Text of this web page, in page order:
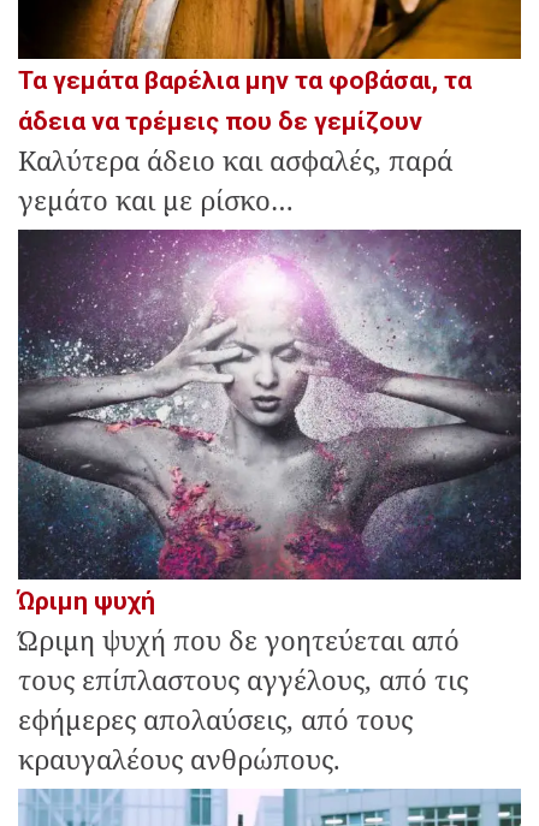
Τα γεμάτα βαρέλια μην τα φοβάσαι, τα
άδεια να τρέμεις που δε γεμίζουν
Καλύτερα άδειο και ασφαλές, παρά
γεμάτο και με ρίσκο…
Ώριμη ψυχή
Ώριμη ψυχή που δε γοητεύεται από
τους επίπλαστους αγγέλους, από τις
εφήμερες απολαύσεις, από τους
κραυγαλέους ανθρώπους.